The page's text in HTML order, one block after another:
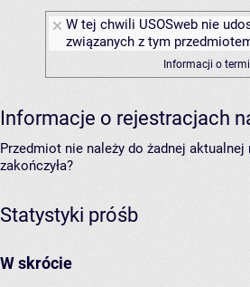
W tej chwili USOSweb nie
związanych z tym
Informacji o
Informacje o rejestracjach
Przedmiot nie należy do żadnej
zakończyła?
Statystyki próśb
W skrócie